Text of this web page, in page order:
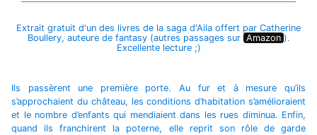
Extrait gratuit d'un des livres de la saga d'Aila offert par Catherine
Boullery, auteure de fantasy (autres passages sur Amazon ).
Excellente lecture ;)
Ils passèrent une première porte. Au fur et à mesure qu’ils
s’approchaient du château, les conditions d’habitation s’amélioraient
et le nombre d’enfants qui mendiaient dans les rues diminua. Enfin,
quand ils franchirent la poterne, elle reprit son rôle de garde